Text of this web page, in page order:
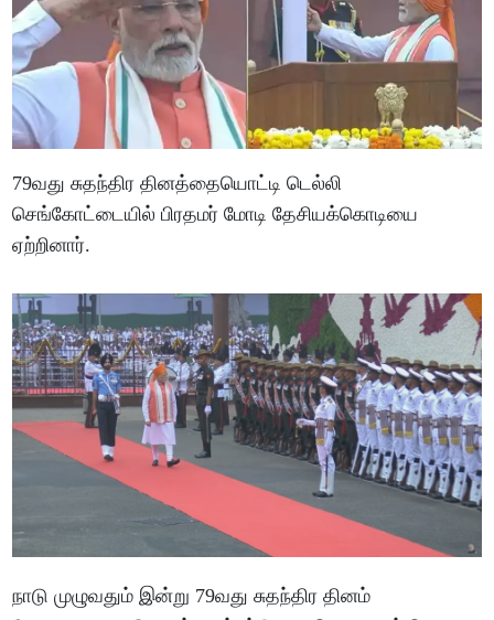
79வது சுதந்திர தினத்தையொட்டி டெல்லி
செங்கோட்டையில் பிரதமர் மோடி தேசியக்கொடியை
ஏற்றினார்.
நாடு முழுவதும் இன்று 79வது சுதந்திர தினம்